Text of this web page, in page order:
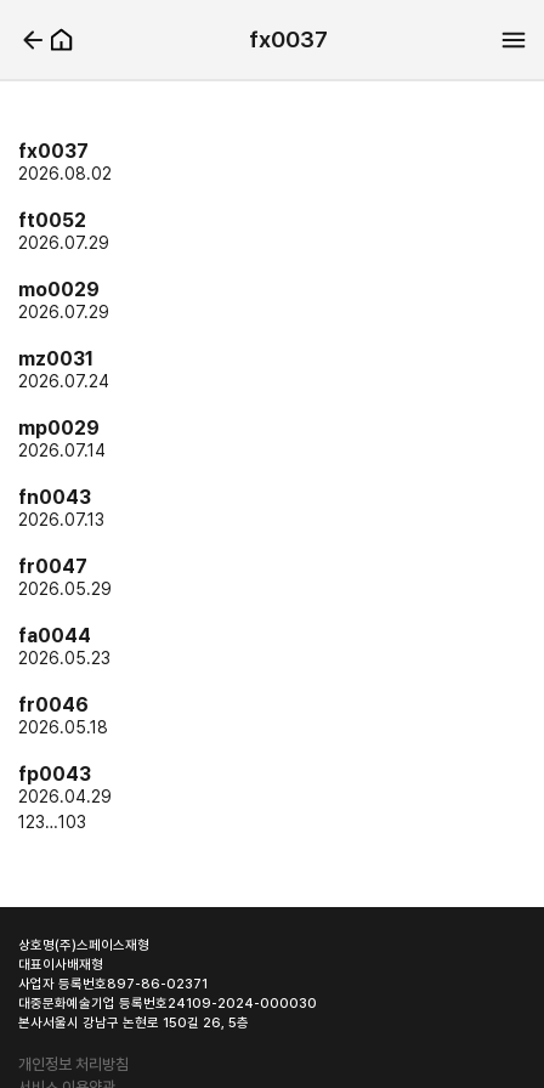
fx0037
fx0037
2026.08.02
ft0052
2026.07.29
mo0029
2026.07.29
mz0031
2026.07.24
mp0029
2026.07.14
fn0043
2026.07.13
fr0047
2026.05.29
fa0044
2026.05.23
fr0046
2026.05.18
fp0043
2026.04.29
1 23…103
상호명(주)스페이스재형
대표이사배재형
사업자 등록번호897-86-02371
대중문화예술기업 등록번호24109-2024-000030
본사서울시 강남구 논현로 150길 26, 5층
개인정보 처리방침